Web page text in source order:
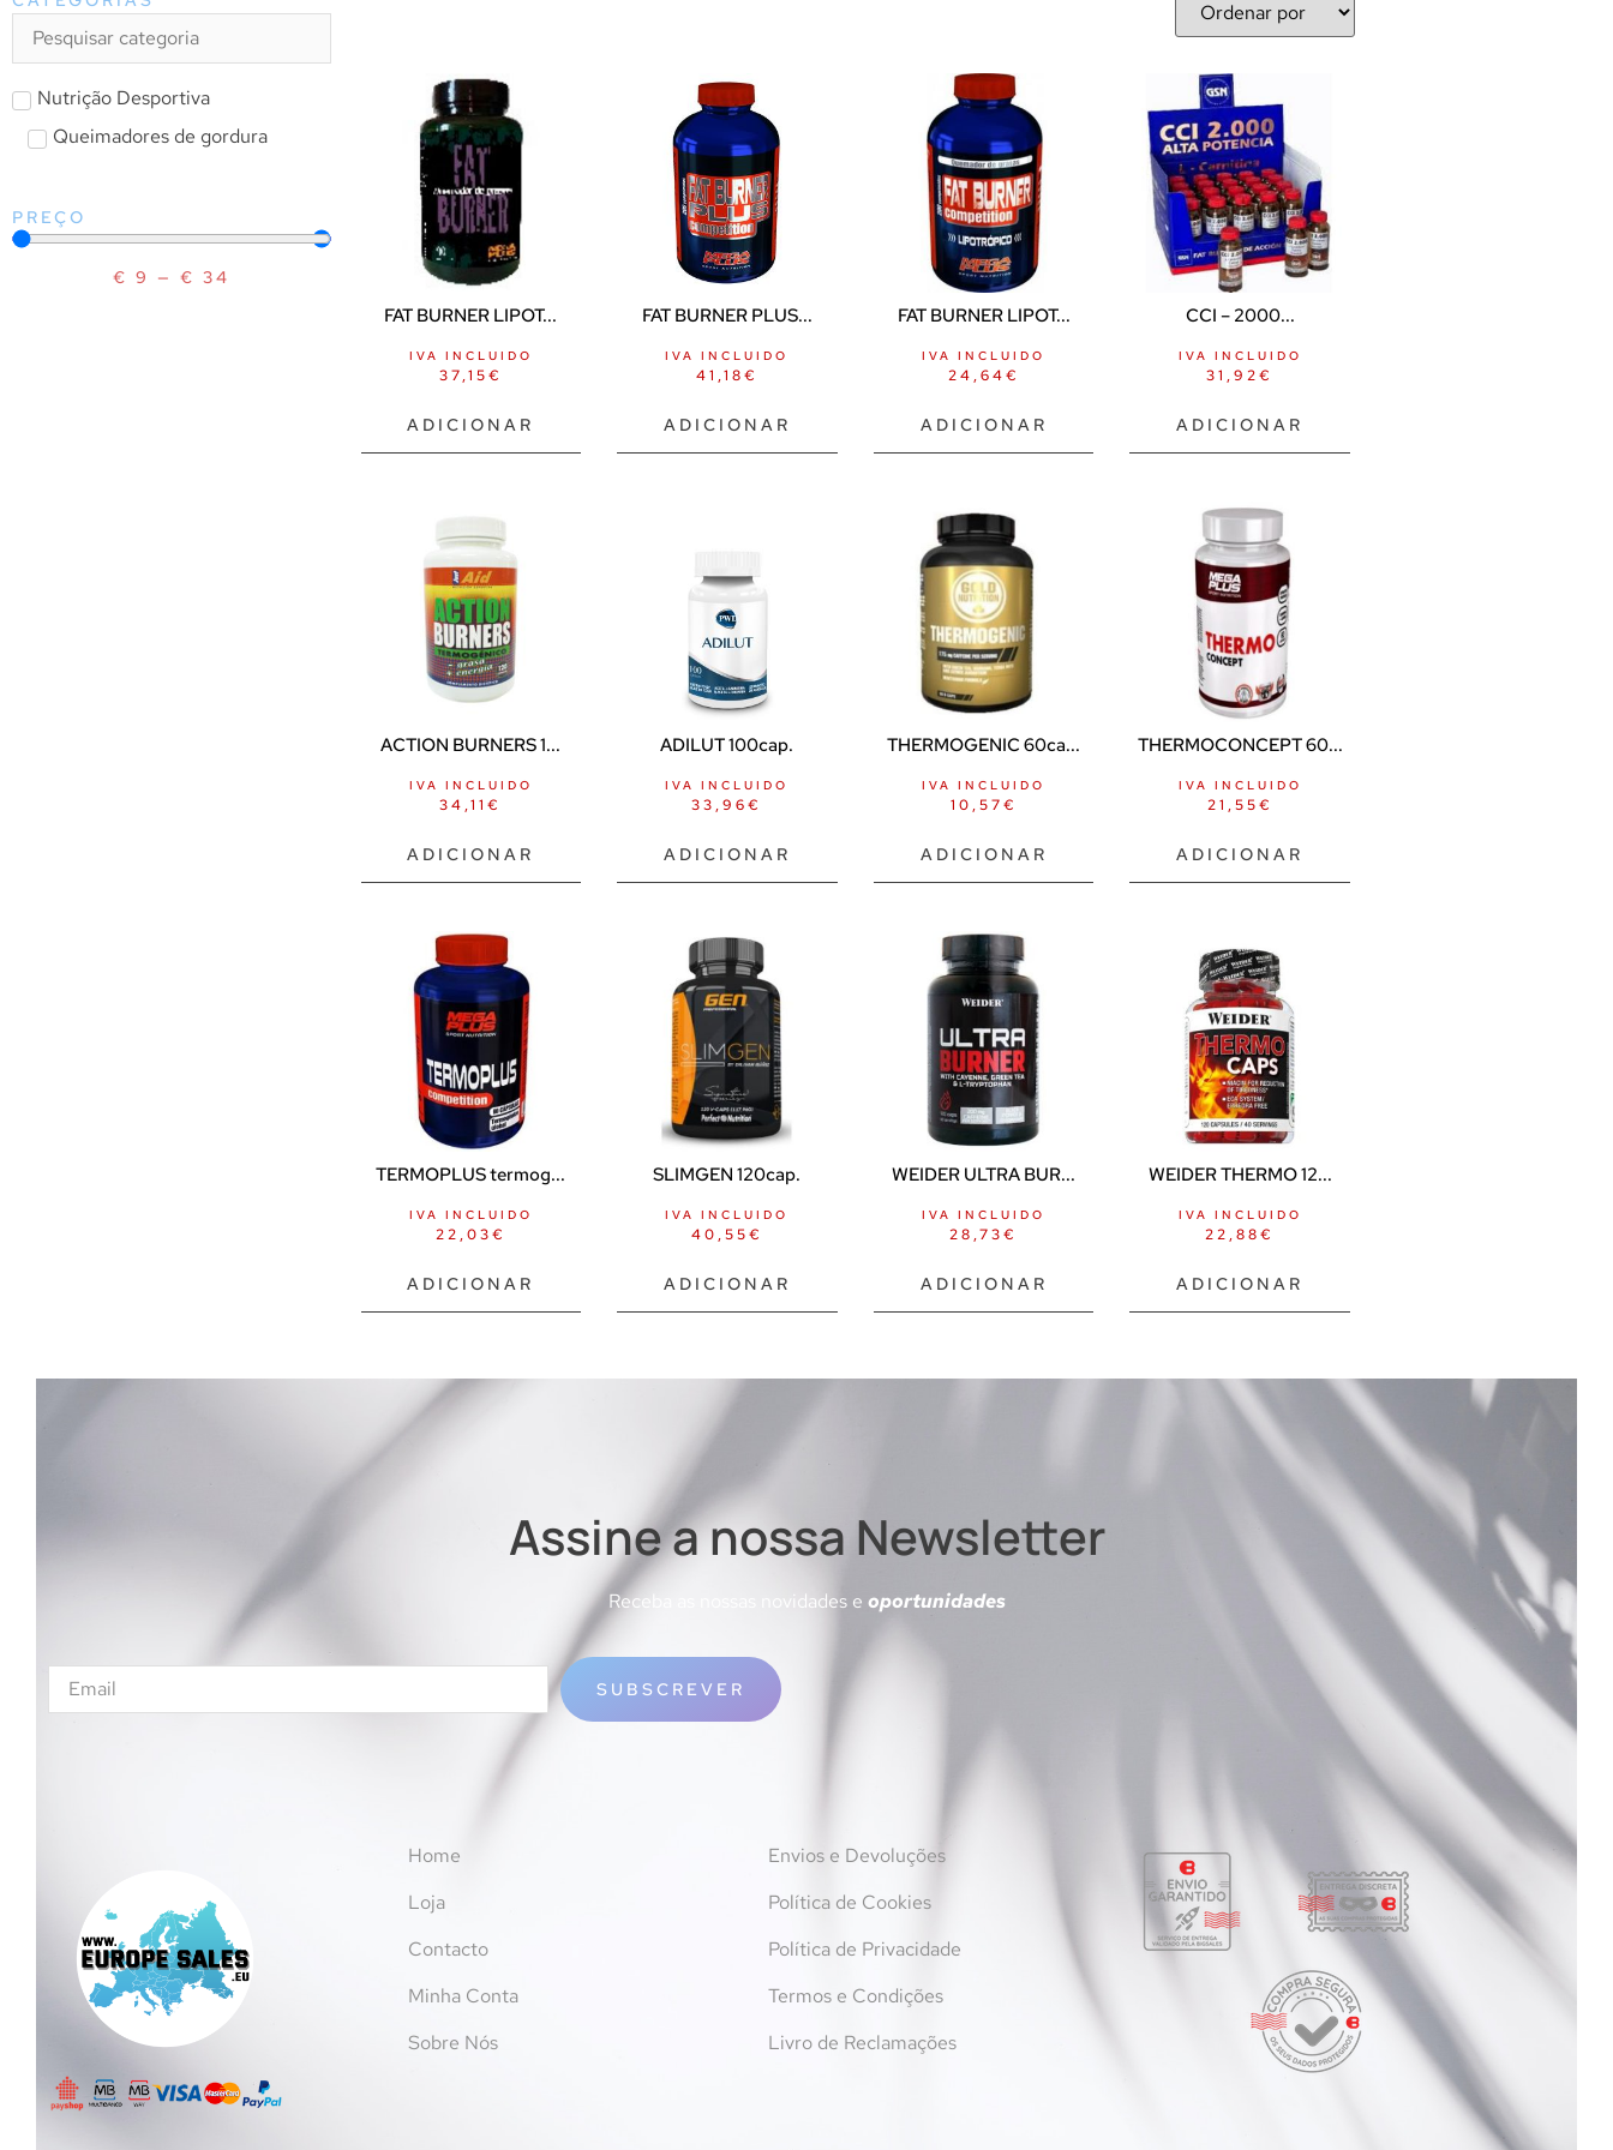
Nutrição Desportiva
Queimadores de gordura
PREÇO
€ 9 — € 34
FAT BURNER LIPOT...
37,15€
IVA INCLUIDO
ADICIONAR
FAT BURNER PLUS...
41,18€
IVA INCLUIDO
ADICIONAR
FAT BURNER LIPOT...
24,64€
IVA INCLUIDO
ADICIONAR
CCI – 2000...
31,92€
IVA INCLUIDO
ADICIONAR
ACTION BURNERS 1...
34,11€
IVA INCLUIDO
ADICIONAR
ADILUT 100cap.
33,96€
IVA INCLUIDO
ADICIONAR
THERMOGENIC 60ca...
10,57€
IVA INCLUIDO
ADICIONAR
THERMOCONCEPT 60...
21,55€
IVA INCLUIDO
ADICIONAR
TERMOPLUS termog...
22,03€
IVA INCLUIDO
ADICIONAR
SLIMGEN 120cap.
40,55€
IVA INCLUIDO
ADICIONAR
WEIDER ULTRA BUR...
28,73€
IVA INCLUIDO
ADICIONAR
WEIDER THERMO 12...
22,88€
IVA INCLUIDO
ADICIONAR
Assine a nossa Newsletter
Receba as nossas novidades e oportunidades
SUBSCREVER
Home
Loja
Contacto
Minha Conta
Sobre Nós
Envios e Devoluções
Política de Cookies
Política de Privacidade
Termos e Condições
Livro de Reclamações